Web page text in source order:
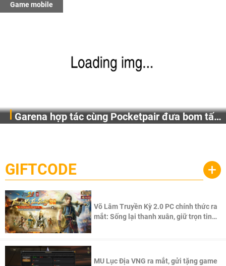
Game mobile
Garena hợp tác cùng Pocketpair đưa bom tấn
cầu, theo giấy phép chính thức từ công ty game Nhật Bản
Pocketpair, Inc.
GIFTCODE +
Võ Lâm Truyền Kỳ 2.0 PC chính thức ra
mắt: Sống lại thanh xuân, giữ trọn tinh
MU Lục Địa VNG ra mắt, gửi tặng game